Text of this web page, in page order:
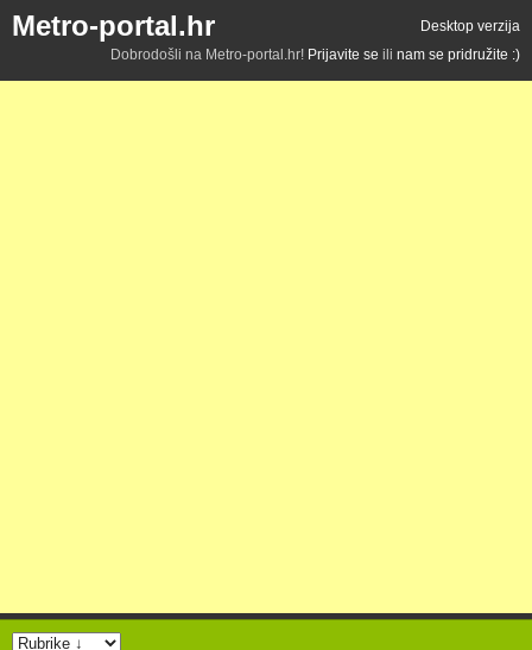
Metro-portal.hr
Desktop verzija
Dobrodošli na Metro-portal.hr! Prijavite se ili nam se pridružite :)